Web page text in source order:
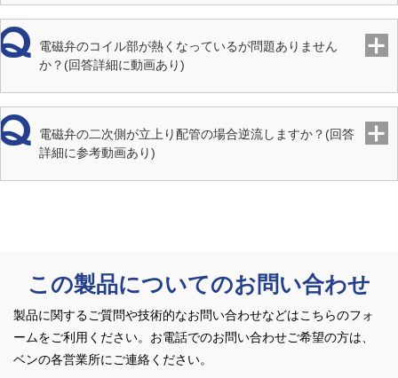
リード線
材質 本
体
CAC
電磁弁のコイル部が熱くなっているが問題ありません
か？(回答詳細に動画あり)
電磁弁の二次側が立上り配管の場合逆流しますか？(回答
詳細に参考動画あり)
この製品についてのお問い合わせ
製品に関するご質問や技術的なお問い合わせなどはこちらのフォ
ームをご利用ください。 お電話でのお問い合わせご希望の方は、
ベンの各営業所にご連絡ください。